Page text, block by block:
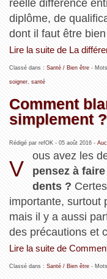
réelle différence
diplôme, de
dont il faut être
Lire la suite de La
Classé dans : Santé / Bien être-
soigner, santé
Comment
simplement ?
Rédigé par refOK - 05 août 2016-
V
ous avez les
pensez à
dents ?
importante, surtout
mais il y a aussi
des précautions et
Lire la suite de
Classé dans : Santé / Bien être-